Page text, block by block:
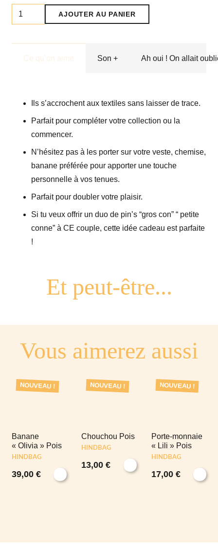
quantité
de
AJOUTER AU PANIER
Ce qu’on aime Son + Ah oui ! On allait
Ils s’accrochent aux textiles sans laisser de trace.
Parfait pour compléter votre collection ou la
commencer.
N’hésitez pas à les porter sur votre veste, chemise,
banane préférée pour apporter une touche
personnelle à vos tenues.
Parfait pour doubler votre plaisir.
Si tu veux offrir un duo de pin’s “gros con” “ petite
conne” à CE couple, cette idée cadeau est parfaite
!
Vous aimerez aussi
NOUVEAU !
Banane
« Olivia » Pois
HINDBAG
39,00 €
NOUVEAU !
Chouchou Pois
HINDBAG
13,00€
NOUVEAU !
Porte-monnaie
« Lili » Pois
HINDBAG
17,00 €